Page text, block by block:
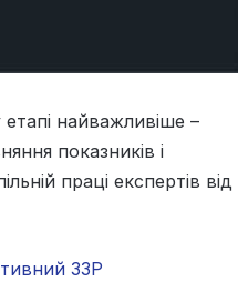
найважливіше –
показників і
праці експертів від
ЗЗР